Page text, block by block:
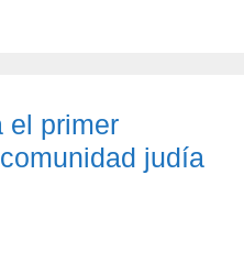
el primer
judía